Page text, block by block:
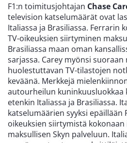
F1:n toimitusjohtajan Chase
television katselumäärät ovat
Italiassa ja Brasiliassa. Ferrarin
TV-oikeuksien siirtyminen
Brasiliassa maan oman
sarjassa. Carey myönsi suoraan
huolestuttavan TV-tilastojen
keväänä. Merkkejä
autourheilun kuninkuusluokkaa
etenkin Italiassa ja Brasiliassa.
katselumäärien syyksi epäillään
oikeuksien siirtymistä
maksullisen Skyn palveluun.